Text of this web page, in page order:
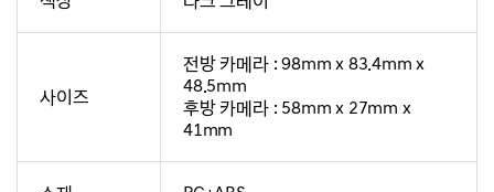
사이즈
전방 카메라 : 98mm x 83.4mm x
48.5mm
후방 카메라 : 58mm x 27mm x
41mm